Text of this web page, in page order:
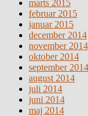
marts 2015
februar 2015
januar 2015
december 2014
november 2014
oktober 2014
september 2014
august 2014
juli 2014
juni 2014
maj 2014